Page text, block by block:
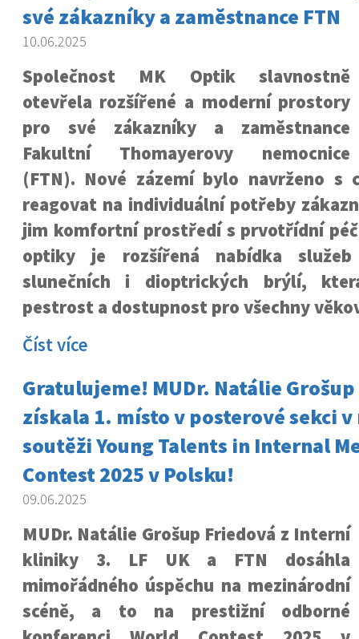
své zákazníky a zaměstnance FTN
10.06.2025
Společnost MK Optik slavnostně
otevřela rozšířené a moderní prostory
pro své zákazníky a zaměstnance
Fakultní Thomayerovy nemocnice
(FTN). Nové zázemí bylo navrženo s
reagovat na individuální potřeby
jim komfortní prostředí s prvotřídní
optiky je rozšířená nabídka služeb
slunečních i dioptrických brýlí,
pestrost a dostupnost pro všechny
Číst více
Gratulujeme! MUDr. Natálie
získala 1. místo v posterové sekci
soutěži Young Talents in Internal
Contest 2025 v Polsku!
09.06.2025
MUDr. Natálie Grošup Friedová z Interní
kliniky 3. LF UK a FTN dosáhla
mimořádného úspěchu na mezinárodní
scéně, a to na prestižní odborné